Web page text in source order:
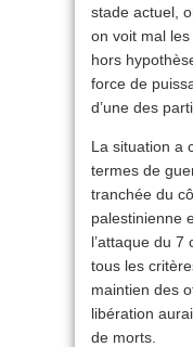
stade actuel,
on voit mal les
hors
force de
d’une des
La situation a
termes de
tranchée du
palestinienne
l’attaque du 7
tous les
maintien des
libération
de morts.